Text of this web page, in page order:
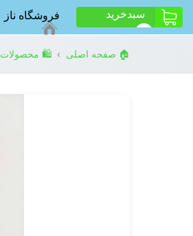
سبد‌خرید فروشگاه ناز
🏠 صفحه اصلی › 🛍️ محصولات